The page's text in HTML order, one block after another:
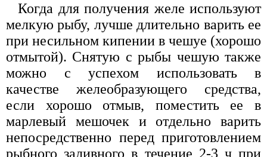
Когда для получения желе используют
мелкую рыбу, лучше длительно варить ее
при несильном кипении в чешуе (хорошо
отмытой). Снятую с рыбы чешую также
можно с успехом использовать в
качестве желеобразующего средства,
если хорошо отмыв, поместить ее в
марлевый мешочек и отдельно варить
непосредственно перед приготовлением
рыбного заливного в течение 2-3 ч при